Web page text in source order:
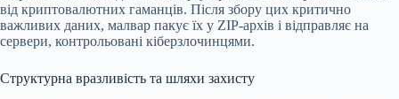
від криптовалютних гаманців. Після збору цих критично
важливих даних, малвар пакує їх у ZIP-архів і відправляє на
сервери, контрольовані кіберзлочинцями.
Структурна вразливість та шляхи захисту